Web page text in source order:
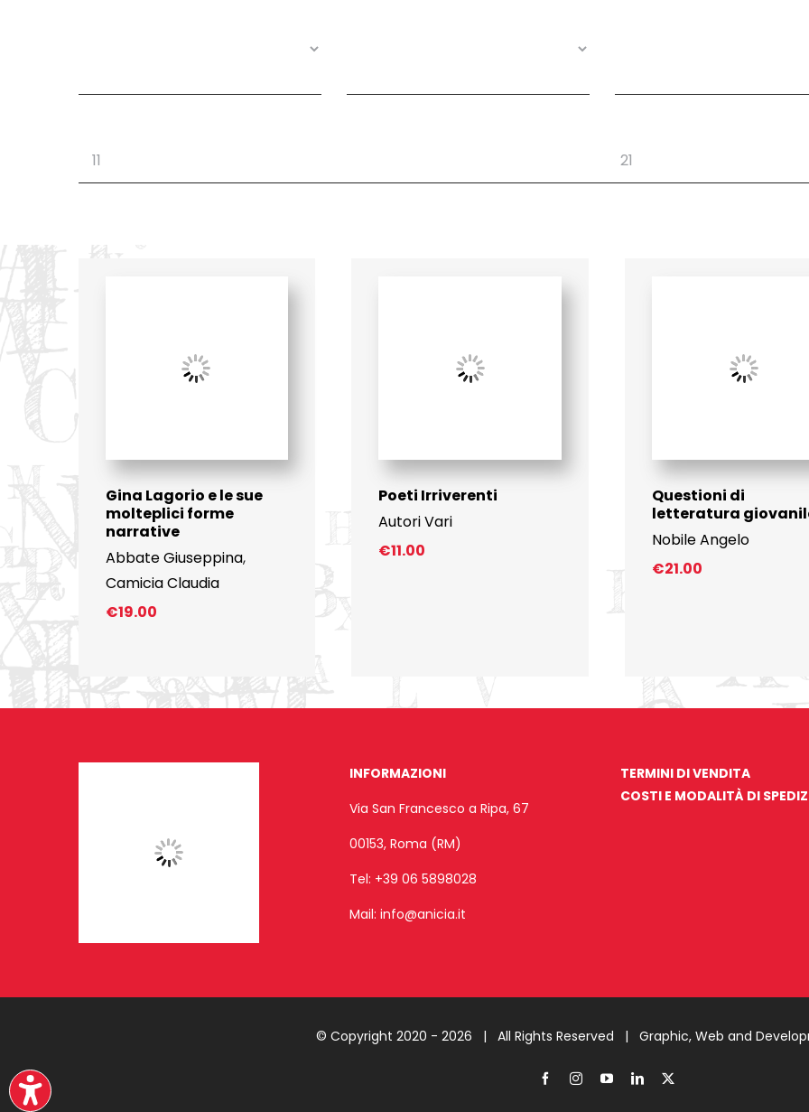
Gina Lagorio e le sue
molteplici forme
narrative
Abbate Giuseppina,
Camicia Claudia
€19.00
Poeti Irriverenti
Autori Vari
€11.00
Questioni di
letteratura
Nobile Angelo
€21.00
INFORMAZIONI
Via San Francesco a Ripa, 67
00153, Roma (RM)
Tel: +39 06 5898028
Mail: info@anicia.it
TERMINI DI VENDITA
COSTI E MODALITÀ DI
© Copyright 2020 - 2026 | All Rights Reserved | Graphic, Web and
FacebookInstagramYouTubeLinkedIn